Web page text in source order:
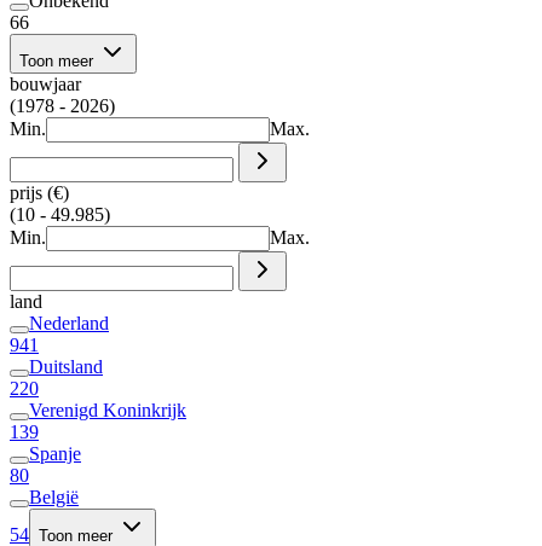
66
Toon meer
bouwjaar
(1978 - 2026)
Min.
Max.
prijs (€)
(10 - 49.985)
Min.
Max.
land
Nederland
941
Duitsland
220
Verenigd Koninkrijk
139
Spanje
80
België
54 Toon meer